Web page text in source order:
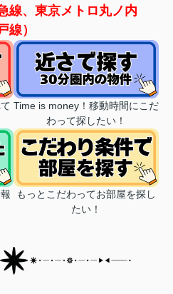
線、東京メトロ丸ノ内
線）
Time is money！移動時間にこだ
わって探したい！
もっとこだわってお部屋を探し
たい！